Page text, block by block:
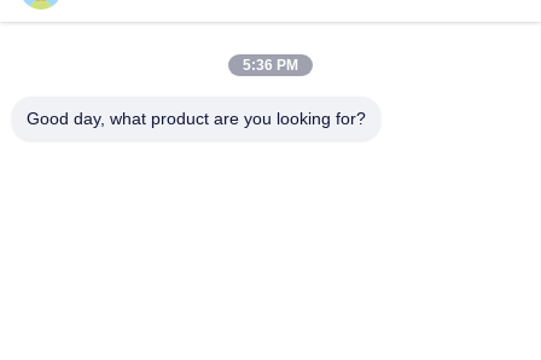
कठोर स्ट्रैंडिंग मशीन
5:36 PM
Good day, what product are you looking for?